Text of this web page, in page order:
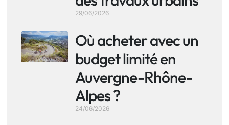
29/06/2026
Où acheter avec un
budget limité en
Auvergne-Rhône-
Alpes ?
24/06/2026